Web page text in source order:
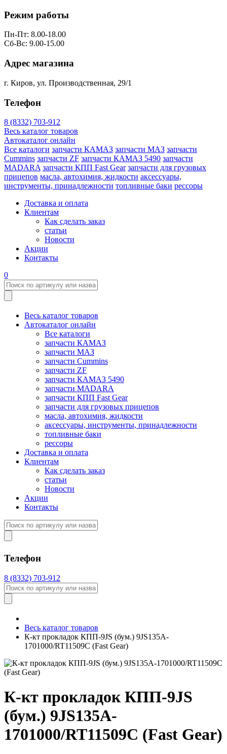
Режим работы
Пн-Пт: 8.00-18.00
Сб-Вс: 9.00-15.00
Адрес магазина
г. Киров, ул. Производственная, 29/1
Телефон
8 (8332) 703-912
Весь каталог товаров
Автокаталог онлайн
Все каталоги запчасти КАМАЗ запчасти МАЗ запчасти
Cummins запчасти ZF запчасти КАМАЗ 5490 запчасти
MADARA запчасти КПП Fast Gear запчасти для грузовых
прицепов масла, автохимия, жидкости аксессуары,
инструменты, принадлежности топливные баки рессоры
Доставка и оплата
Клиентам
Как сделать заказ
статьи
Новости
Акции
Контакты
0
Весь каталог товаров
Автокаталог онлайн
Все каталоги
запчасти КАМАЗ
запчасти МАЗ
запчасти Cummins
запчасти ZF
запчасти КАМАЗ 5490
запчасти MADARA
запчасти КПП Fast Gear
запчасти для грузовых прицепов
масла, автохимия, жидкости
аксессуары, инструменты, принадлежности
топливные баки
рессоры
Доставка и оплата
Клиентам
Как сделать заказ
статьи
Новости
Акции
Контакты
Телефон
8 (8332) 703-912
Весь каталог товаров
К-кт прокладок КПП-9JS (бум.) 9JS135A-
1701000/RT11509C (Fast Gear)
К-кт прокладок КПП-9JS
(бум.) 9JS135A-
1701000/RT11509C (Fast Gear)